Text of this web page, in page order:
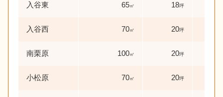
入谷東 65㎡ 18坪
入谷西 70㎡ 20坪
南栗原 100㎡ 20坪
小松原 70㎡ 20坪